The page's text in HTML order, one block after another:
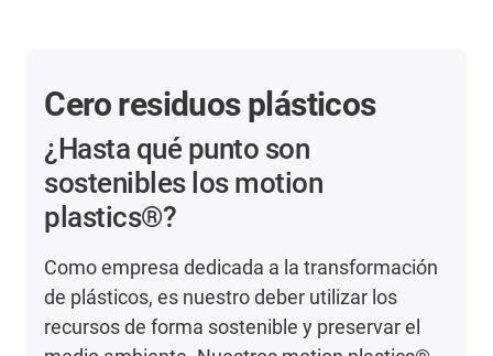
Cero residuos plásticos
¿Hasta qué punto son
sostenibles los motion
plastics®?
Como empresa dedicada a la transformación
de plásticos, es nuestro deber utilizar los
recursos de forma sostenible y preservar el